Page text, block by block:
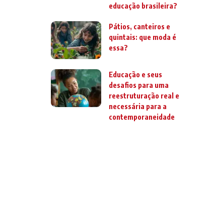
educação brasileira?
Pátios, canteiros e
quintais: que moda é
essa?
Educação e seus
desafios para uma
reestruturação real e
necessária para a
contemporaneidade